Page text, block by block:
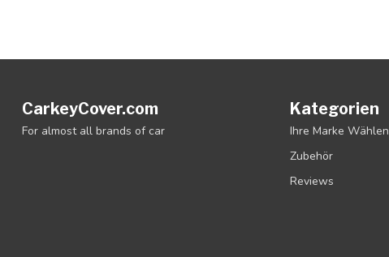
CarkeyCover.com
For almost all brands of car
Kategorien
Ihre Marke Wählen
Zubehör
Reviews